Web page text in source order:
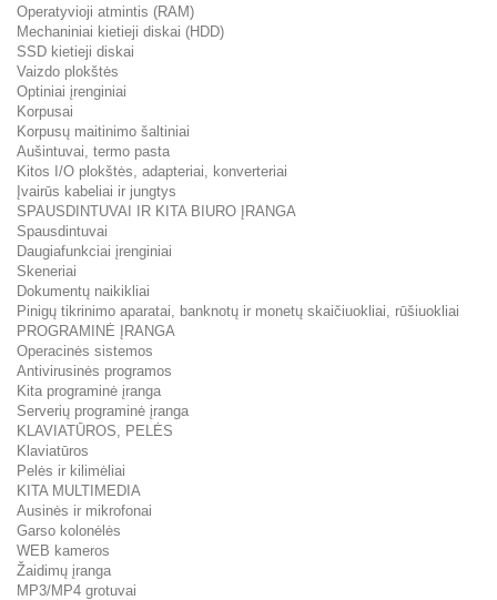
Operatyvioji atmintis (RAM)
Mechaniniai kietieji diskai (HDD)
SSD kietieji diskai
Vaizdo plokštės
Optiniai įrenginiai
Korpusai
Korpusų maitinimo šaltiniai
Aušintuvai, termo pasta
Kitos I/O plokštės, adapteriai, konverteriai
Įvairūs kabeliai ir jungtys
SPAUSDINTUVAI IR KITA BIURO ĮRANGA
Spausdintuvai
Daugiafunkciai įrenginiai
Skeneriai
Dokumentų naikikliai
Pinigų tikrinimo aparatai, banknotų ir monetų skaičiuokliai, rūšiuokliai
PROGRAMINĖ ĮRANGA
Operacinės sistemos
Antivirusinės programos
Kita programinė įranga
Serverių programinė įranga
KLAVIATŪROS, PELĖS
Klaviatūros
Pelės ir kilimėliai
KITA MULTIMEDIA
Ausinės ir mikrofonai
Garso kolonėlės
WEB kameros
Žaidimų įranga
MP3/MP4 grotuvai